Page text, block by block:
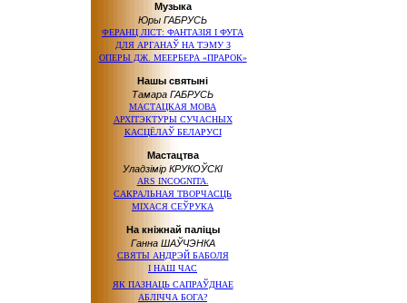
Музыка
Юры ГАБРУСЬ
ФЕРАНЦ ЛІСТ: ФАНТАЗІЯ І ФУГА
ДЛЯ АРГАНАЎ НА ТЭМУ З
ОПЕРЫ ДЖ. МЕЕРБЕРА «ПРАРОК»
Нашы святыні
Тамара ГАБРУСЬ
МАСТАЦКАЯ МОВА
АРХІТЭКТУРЫ СУЧАСНЫХ
КАСЦЁЛАЎ БЕЛАРУСІ
Мастацтва
Уладзімір КРУКОЎСКІ
ARS INCOGNITA.
САКРАЛЬНАЯ ТВОРЧАСЦЬ
МІХАСЯ СЕЎРУКА
На кніжнай паліцы
Ганна ШАЎЧЭНКА
СВЯТЫ АНДРЭЙ БАБОЛЯ
І НАШ ЧАС
ЯК ПАЗНАЦЬ САПРАЎДНАЕ
АБЛІЧЧА БОГА?